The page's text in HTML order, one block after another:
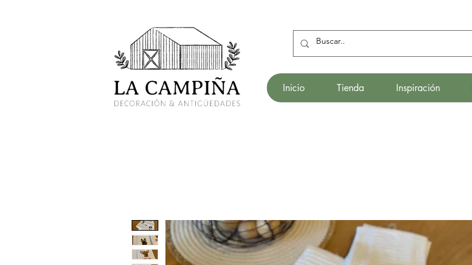
Inicio Tienda Inspiración